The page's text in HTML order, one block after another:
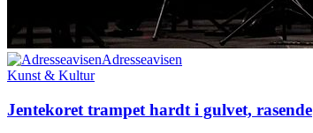
Adresseavisen
Kunst & Kultur
Jentekoret trampet hardt i gulvet, rasende